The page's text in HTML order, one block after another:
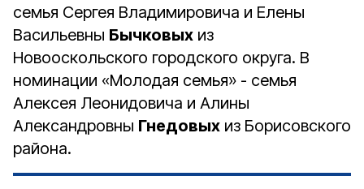
семья Сергея Владимировича и Елены
Васильевны Бычковых из
Новооскольского городского округа. В
номинации «Молодая семья» - семья
Алексея Леонидовича и Алины
Александровны Гнедовых из Борисовского
района.